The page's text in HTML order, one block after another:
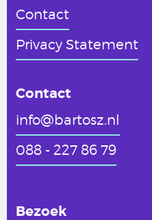
Contact
Privacy Statement
Contact
info@bartosz.nl
088 - 227 86 79
Bezoek